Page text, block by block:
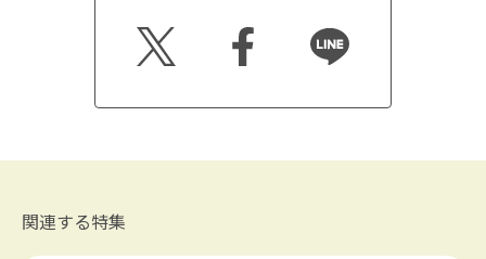
Twitt
er
Faceb
ook
Line
関連する特集